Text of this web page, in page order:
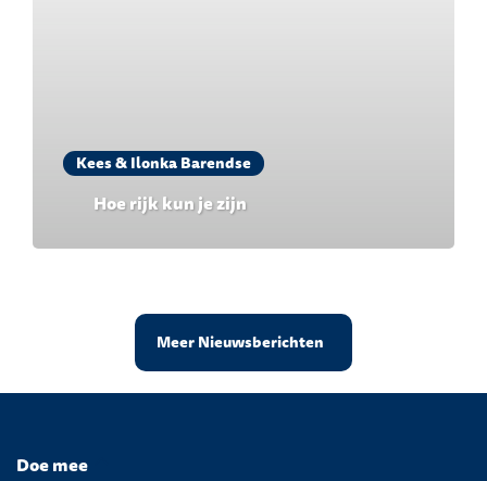
Kees & Ilonka Barendse
Hoe rijk kun je zijn
Meer Nieuwsberichten
Doe mee